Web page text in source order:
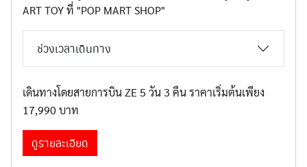
ART TOY ที่ "POP MART SHOP"
ช่วงเวลาเดินทาง
เดินทางโดยสายการบิน ZE 5 วัน 3 คืน ราคาเริ่มต้นเพียง
17,990 บาท
ดูรายละเอียด